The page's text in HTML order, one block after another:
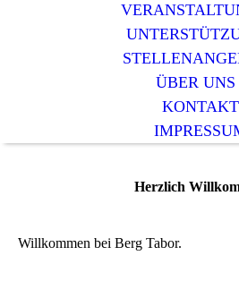
ÜBER UNS
KONTAKT
Herzlich
Willkommen bei Berg Tabor.